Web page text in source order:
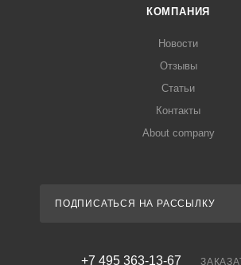
КОМПАНИЯ
Новости
Отзывы
Статьи
Контакты
About company
ПОДПИСАТЬСЯ НА РАССЫЛКУ
+7 495 363-13-67